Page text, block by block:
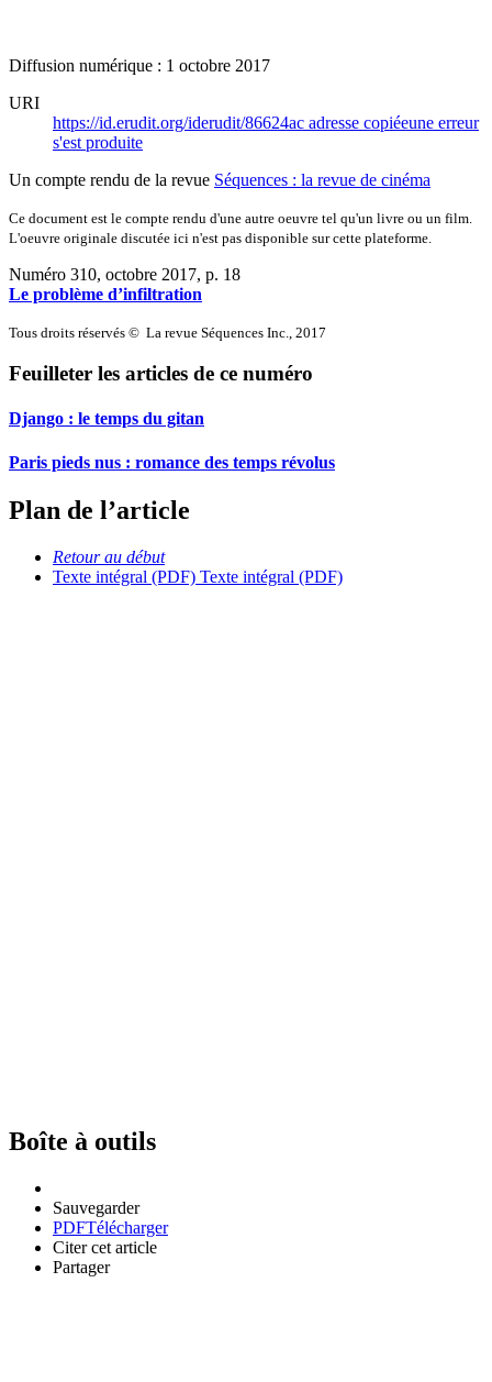
Diffusion numérique : 1 octobre 2017
URI
https://id.erudit.org/iderudit/86624ac adresse copiéeune erreur
s'est produite
Un compte rendu de la revue Séquences : la revue de cinéma
Ce document est le compte rendu d'une autre oeuvre tel qu'un livre ou un film.
L'oeuvre originale discutée ici n'est pas disponible sur cette plateforme.
Numéro 310, octobre 2017, p. 18
Le problème d’infiltration
Tous droits réservés © La revue Séquences Inc., 2017
Feuilleter les articles de ce numéro
Django : le temps du gitan
Paris pieds nus : romance des temps révolus
Plan de l’article
Retour au début
Texte intégral (PDF) Texte intégral (PDF)
Boîte à outils
Sauvegarder
PDFTélécharger
Citer cet article
Partager